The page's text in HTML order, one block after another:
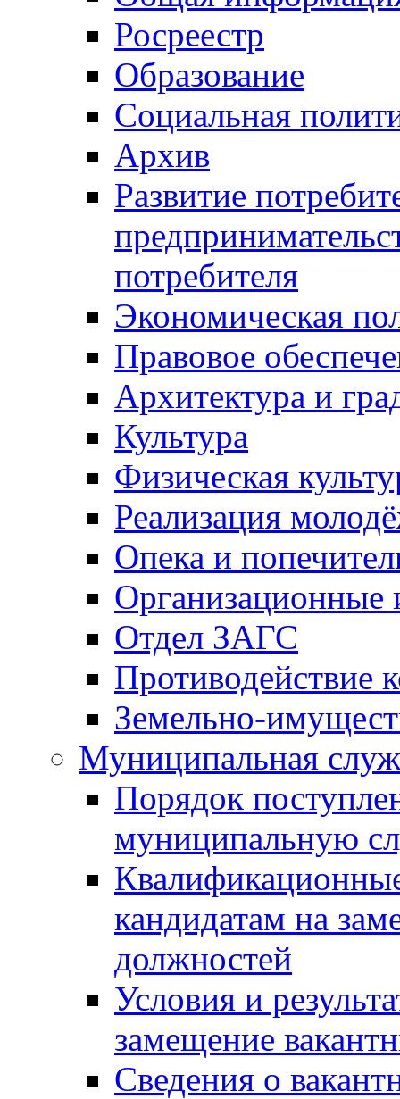
Росреестр
Образование
Социальная
Архив
Развитие
потребителя
Экономическая
Правовое
Архитектура и
Культура
Физическая
Реализация
Опека и
Отдел ЗАГС
Противодействие
Земельно-
Муниципальная
Порядок
муниципальную
кандидатам на
должностей
Условия и
замещение
Сведения о